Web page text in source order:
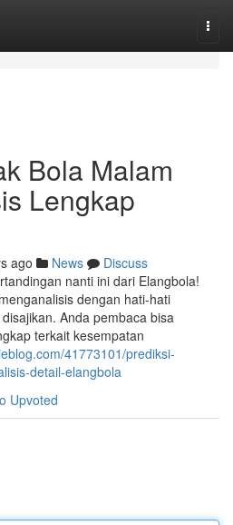
Bola Malam
Lengkap
ago News
Discuss
nanti ini dari Elangbola!
dengan hati-hati
Anda pembaca bisa
terkait kesempatan
41773101/prediksi-
detail-elangbola
Upvoted